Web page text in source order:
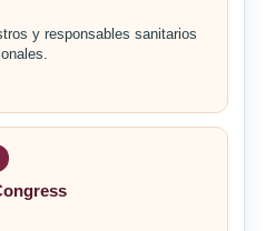
y responsables sanitarios